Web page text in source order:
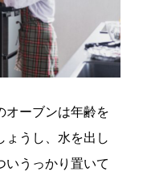
オーブンは年齢を
ょうし、水を出し
いうっかり置いて